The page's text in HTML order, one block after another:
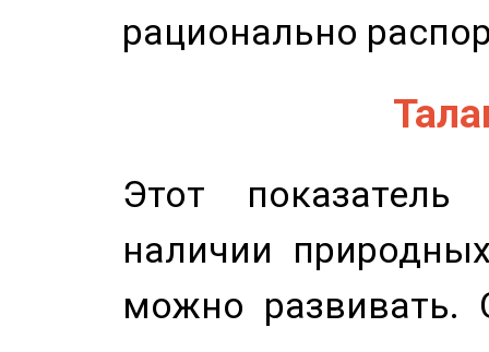
рационально
Этот показатель
наличии
можно развивать.